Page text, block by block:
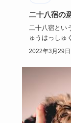
二十八宿の
二十八宿とい
ゅうはっしゅ
イベントとも
2022年3月29日